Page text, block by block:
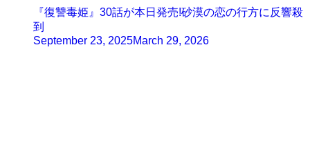
『復讐毒姫』30話が本日発売!砂漠の恋の行方に反響殺
到
September 23, 2025March 29, 2026